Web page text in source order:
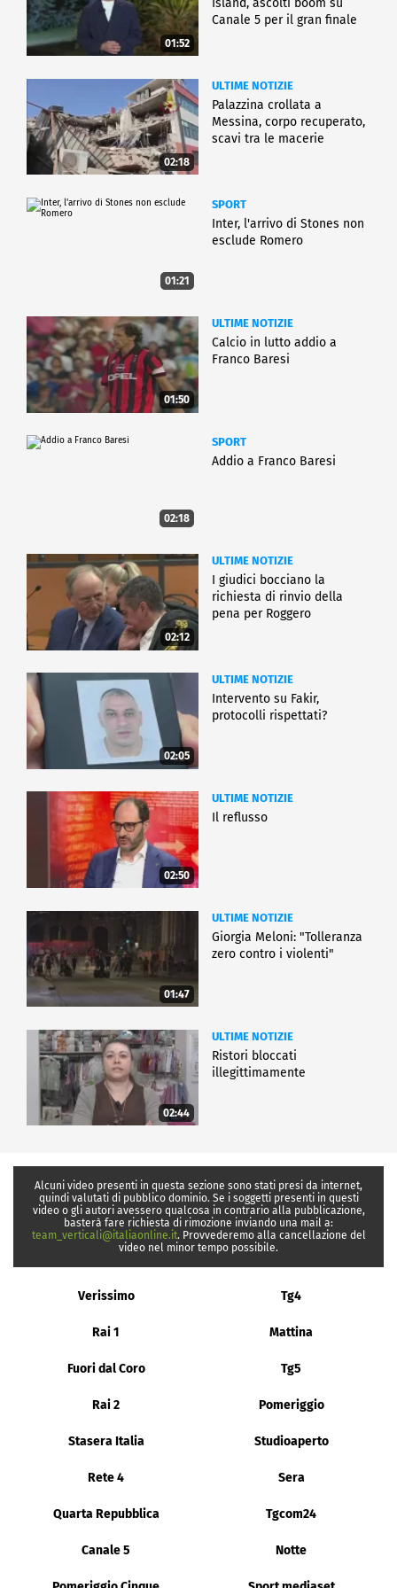
CRONACA
01:52
Canale 5 per il gran finale
02:18
ULTIME NOTIZIE
Palazzina crollata a
Messina, corpo recuperato,
scavi tra le macerie
01:21
SPORT
Inter, l'arrivo di Stones non
esclude Romero
01:50
ULTIME NOTIZIE
Calcio in lutto addio a
Franco Baresi
02:18
SPORT
Addio a Franco Baresi
02:12
ULTIME NOTIZIE
I giudici bocciano la
richiesta di rinvio della
pena per Roggero
02:05
ULTIME NOTIZIE
Intervento su Fakir,
protocolli rispettati?
02:50
ULTIME NOTIZIE
Il reflusso
01:47
ULTIME NOTIZIE
Giorgia Meloni: "Tolleranza
zero contro i violenti"
02:44
ULTIME NOTIZIE
Ristori bloccati
illegittimamente
Alcuni video presenti in questa sezione sono stati presi da internet,
quindi valutati di pubblico dominio. Se i soggetti presenti in questi
video o gli autori avessero qualcosa in contrario alla pubblicazione,
basterà fare richiesta di rimozione inviando una mail a:
team_verticali@italiaonline.it. Provvederemo alla cancellazione del
video nel minor tempo possibile.
Verissimo Tg4
Rai 1 Mattina
Fuori dal Coro Tg5
Rai 2 Pomeriggio
Stasera Italia Studioaperto
Rete 4 Sera
Quarta Repubblica Tgcom24
Canale 5 Notte